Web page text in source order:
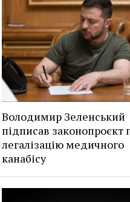
Володимир Зеленський
підписав законопроєкт
легалізацію медичного
канабісу